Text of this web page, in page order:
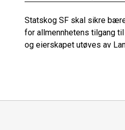
Statskog SF skal sikre
for allmennhetens tilgang
og eierskapet utøves av